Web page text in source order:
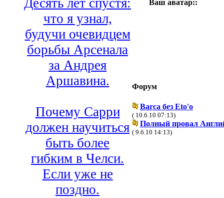
Десять лет спустя:
что я узнал,
будучи очевидцем
борьбы Арсенала
за Андрея
Аршавина.
Почему Сарри
должен научиться
быть более
гибким в Челси.
Если уже не
поздно.
Ваш аватар::
Форум
Barca без Eto'o
( 10.6.10 07:13)
Полный провал
( 9.6.10 14:13)